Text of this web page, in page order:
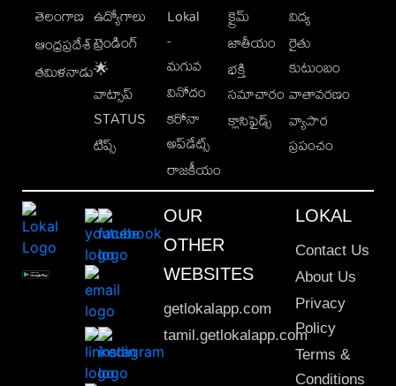
తెలంగాణ
ఆంధ్రప్రదేశ్
తమిళనాడు
ఉద్యోగాలు
ట్రెండింగ్
🌟
వాట్సాప్
STATUS
టిప్స్
Lokal
-
మగువ
వినోదం
కరోనా
అప్‌డేట్స్
రాజకీయం
క్రైమ్
జాతీయం
భక్తి
సమాచారం
క్లాసిఫైడ్స్
విద్య
రైతు
కుటుంబం
వాతావరణం
వ్యాపార
ప్రపంచం
OUR
OTHER
WEBSITES
getlokalapp.com
tamil.getlokalapp.com
LOKAL
Contact Us
About Us
Privacy
Policy
Terms &
Conditions